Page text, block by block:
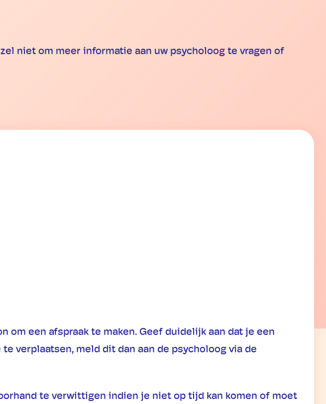
niet om meer informatie aan uw psycholoog te vragen of
om een afspraak te maken. Geef duidelijk aan dat je een
verplaatsen, meld dit dan aan de psycholoog via de
te verwittigen indien je niet op tijd kan komen of moet